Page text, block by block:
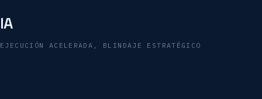
IA
EJECUCIÓN ACELERADA, BLINDAJE ESTRATÉGICO